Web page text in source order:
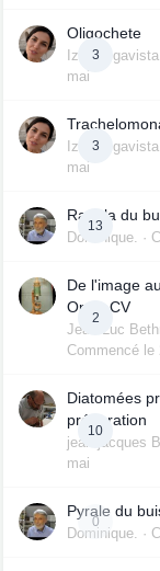
3
Oligochete
Izmi Gigavista
mai
3
Izmi Gigavista
mai
13
Radula du
Dominique. ·
2
De l'image
Open CV
Jean-Luc
Commencé le
10
Diatomées
préparation
jean-jacques B
mai
0
Pyrale du
Dominique. ·